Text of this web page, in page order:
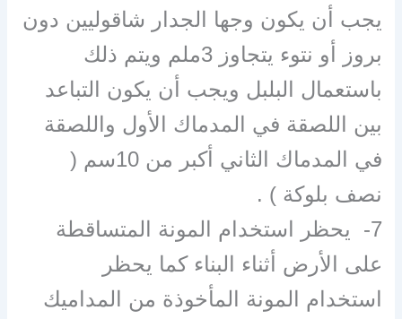
يجب أن يكون وجها الجدار شاقوليين دون
بروز أو نتوء يتجاوز 3ملم ويتم ذلك
باستعمال البلبل ويجب أن يكون التباعد
بين اللصقة في المدماك الأول واللصقة
في المدماك الثاني أكبر من 10سم (
نصف بلوكة ) .
7- يحظر استخدام المونة المتساقطة
على الأرض أثناء البناء كما يحظر
استخدام المونة المأخوذة من المداميك